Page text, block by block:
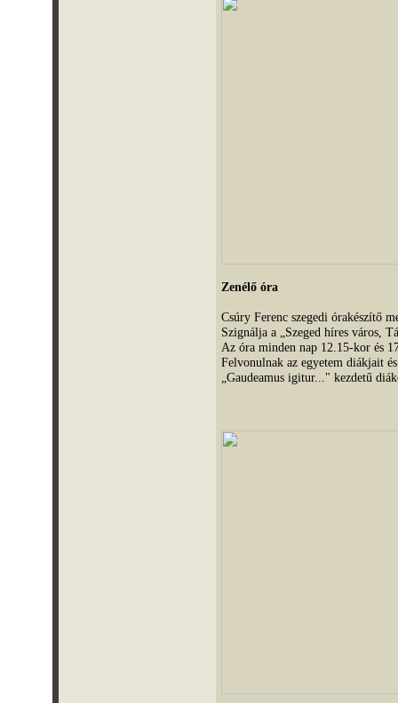
Zenélő óra
Csúry Ferenc szegedi órakészítő
Szignálja a „Szeged híres város,
Az óra minden nap 12.15-kor és
Felvonulnak az egyetem diákjait
„Gaudeamus igitur..." kezdetű